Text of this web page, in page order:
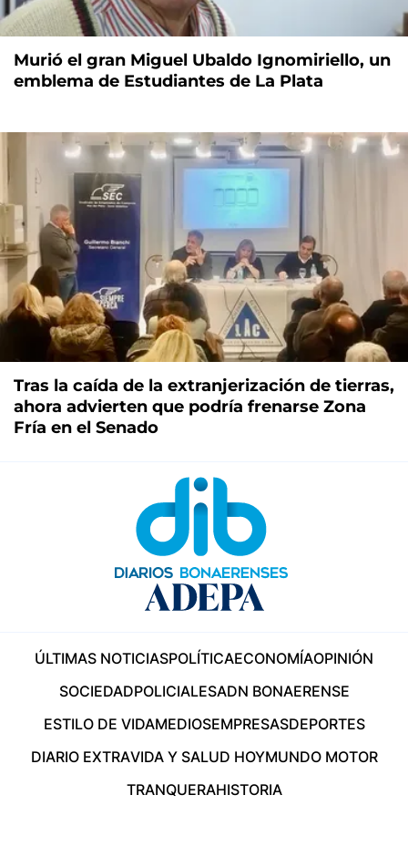
Murió el gran Miguel Ubaldo Ignomiriello, un
emblema de Estudiantes de La Plata
Tras la caída de la extranjerización de tierras,
ahora advierten que podría frenarse Zona
Fría en el Senado
ÚLTIMAS NOTICIASPOLÍTICAECONOMÍAOPINIÓN
SOCIEDADPOLICIALESADN BONAERENSE
ESTILO DE VIDAMEDIOSEMPRESASDEPORTES
DIARIO EXTRAVIDA Y SALUD HOYMUNDO MOTOR
TRANQUERAHISTORIA